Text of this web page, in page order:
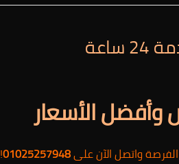
الأسعار
واتصل الآن على01025257948
!